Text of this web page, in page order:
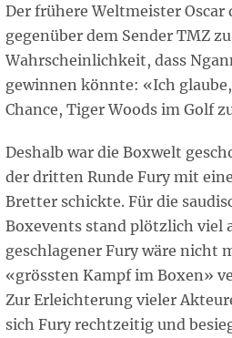
Der frühere Weltmeister Oscar
gegenüber dem Sender TMZ
Wahrscheinlichkeit, dass
gewinnen könnte: «Ich
Chance, Tiger Woods im Golf
Deshalb war die Boxwelt
der dritten Runde Fury mit
Bretter schickte. Für die
Boxevents stand plötzlich viel
geschlagener Fury wäre nicht
«grössten Kampf im Boxen»
Zur Erleichterung vieler
sich Fury rechtzeitig und